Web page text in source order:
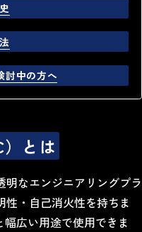
討中の方へ
とは
なエンジニアリングプラ
・自己消火性を持ちま
広い用途で使用できま